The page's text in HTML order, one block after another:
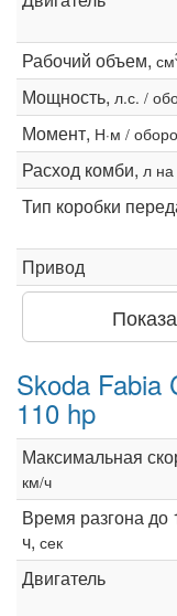
Рабочий объем, см
Мощность, л.с. /
Момент, Н·м /
Расход комби, л
Тип коробки
Привод
Skoda Fabia
110 hp
Максимальная
км/ч
Время разгона до
ч, сек
Двигатель